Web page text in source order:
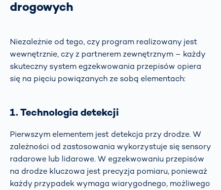
drogowych
Niezależnie od tego, czy program realizowany jest
wewnętrznie, czy z partnerem zewnętrznym – każdy
skuteczny system egzekwowania przepisów opiera
się na pięciu powiązanych ze sobą elementach:
1. Technologia detekcji
Pierwszym elementem jest detekcja przy drodze. W
zależności od zastosowania wykorzystuje się sensory
radarowe lub lidarowe. W egzekwowaniu przepisów
na drodze kluczowa jest precyzja pomiaru, ponieważ
każdy przypadek wymaga wiarygodnego, możliwego